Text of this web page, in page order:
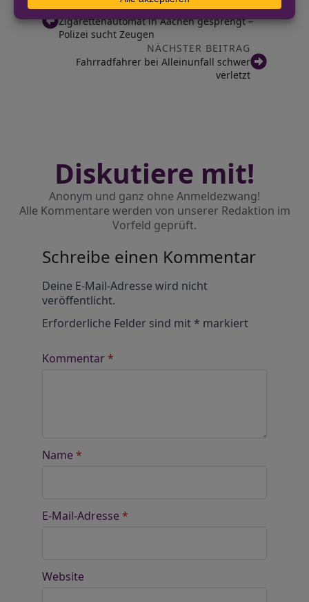
VORHERIGER BEITRAG
Zigarettenautomat in Aachen gesprengt –
Polizei sucht Zeugen
NÄCHSTER BEITRAG
Fahrradfahrer bei Alleinunfall schwer
verletzt
Diskutiere mit!
Anonym und ganz ohne Anmeldezwang!
Alle Kommentare werden von unserer Redaktion im
Vorfeld geprüft.
Schreibe einen Kommentar
Deine E-Mail-Adresse wird nicht
veröffentlicht.
Erforderliche Felder sind mit* markiert
Kommentar*
Name *
E-Mail-Adresse *
Website